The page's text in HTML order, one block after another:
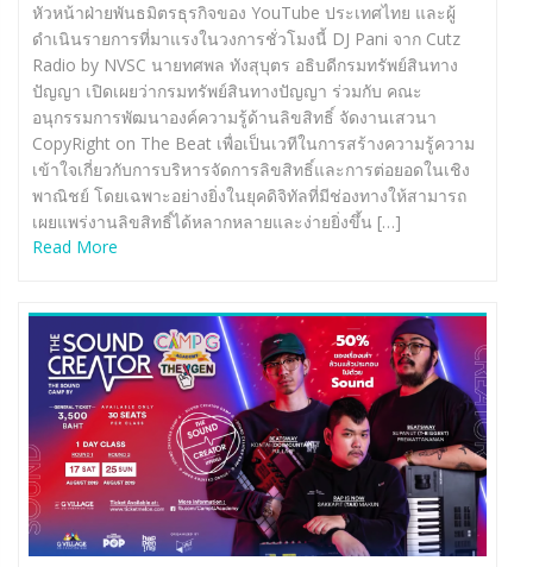
หัวหน้าฝ่ายพันธมิตรธุรกิจของ YouTube ประเทศไทย และผู้
ดำเนินรายการที่มาแรงในวงการชั่วโมงนี้ DJ Pani จาก Cutz
Radio by NVSC นายทศพล ทังสุบุตร อธิบดีกรมทรัพย์สินทาง
ปัญญา เปิดเผยว่ากรมทรัพย์สินทางปัญญา ร่วมกับ คณะ
อนุกรรมการพัฒนาองค์ความรู้ด้านลิขสิทธิ์ จัดงานเสวนา
CopyRight on The Beat เพื่อเป็นเวทีในการสร้างความรู้ความ
เข้าใจเกี่ยวกับการบริหารจัดการลิขสิทธิ์และการต่อยอดในเชิง
พาณิชย์ โดยเฉพาะอย่างยิ่งในยุคดิจิทัลที่มีช่องทางให้สามารถ
เผยแพร่งานลิขสิทธิ์ได้หลากหลายและง่ายยิ่งขึ้น […]
Read More